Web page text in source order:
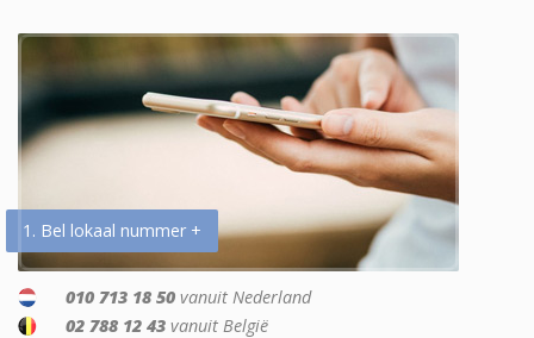
1. Bel lokaal nummer +
010 713 18 50 vanuit Nederland
02 788 12 43 vanuit België